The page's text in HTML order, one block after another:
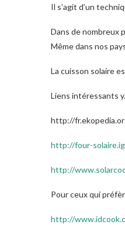
Il s’agit d’un
Dans de nombreux
Même dans nos
La cuisson solaire
Liens intéressants
http://
http://four-
http://
Pour ceux qui
http://